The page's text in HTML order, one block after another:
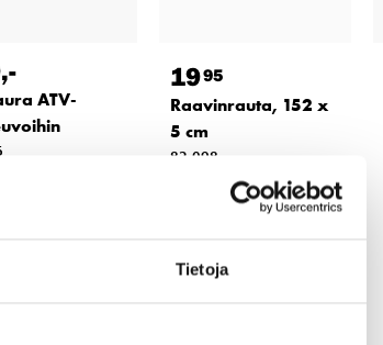
Tietoja
,-
ATV-
1995
Raavinrauta, 152 x
5 cm
82-098
Tuotetta on
varastossa
verkkokaupasta